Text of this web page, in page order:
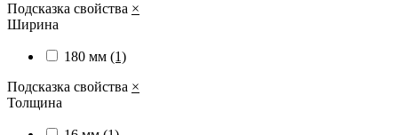
Подсказка свойства ×
Ширина
180 мм (1)
Подсказка свойства ×
Толщина